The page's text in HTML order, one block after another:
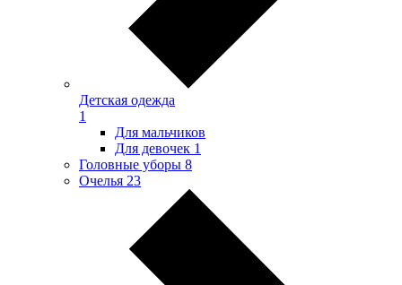
Детская одежда
1
Для мальчиков
Для девочек 1
Головные уборы 8
Очелья 23